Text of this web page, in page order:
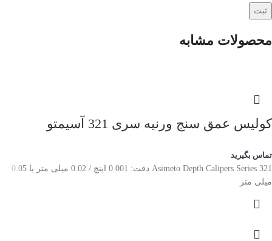
محصولات مشابه
کولیس عمق سنج ورنیه سری 321 آسیمتو
تماس بگیرید
Asimeto Depth Calipers Series 321 دقت: 0.001 اینچ / 0.02 میلی متر یا 0.05
میلی متر